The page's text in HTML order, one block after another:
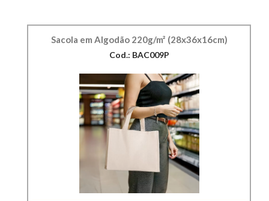
Sacola em Algodão 220g/m² (28x36x16cm)
Cod.: BAC009P